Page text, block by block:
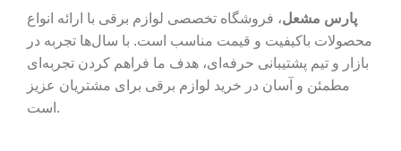
پارس مشعل، فروشگاه تخصصی لوازم برقی با ارائه انواع
محصولات باکیفیت و قیمت مناسب است. با سال‌ها تجربه در
بازار و تیم پشتیبانی حرفه‌ای، هدف ما فراهم کردن تجربه‌ای
مطمئن و آسان در خرید لوازم برقی برای مشتریان عزیز
است.